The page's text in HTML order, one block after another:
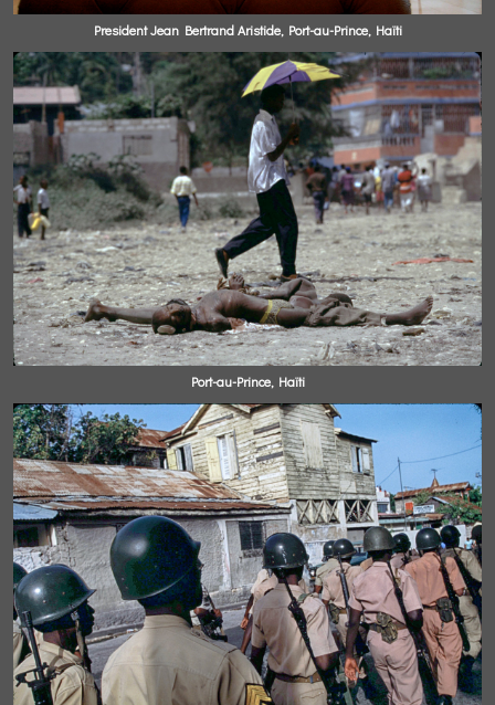
President Jean Bertrand Aristide, Port-au-Prince, Haïti
Port-au-Prince, Haïti